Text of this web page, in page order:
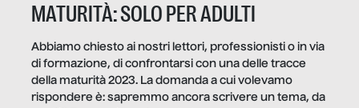
MATURITÀ: SOLO PER ADULTI
Abbiamo chiesto ai nostri lettori, professionisti o in via
di formazione, di confrontarsi con una delle tracce
della maturità 2023. La domanda a cui volevamo
rispondere è: sapremmo ancora scrivere un tema, da